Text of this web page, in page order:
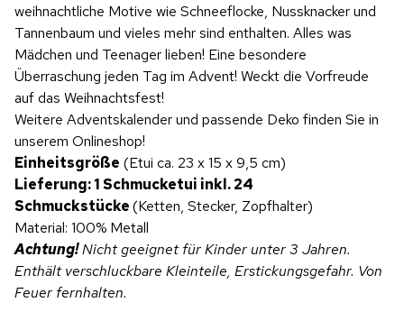
weihnachtliche Motive wie Schneeflocke, Nussknacker und
Tannenbaum und vieles mehr sind enthalten. Alles was
Mädchen und Teenager lieben! Eine besondere
Überraschung jeden Tag im Advent! Weckt die Vorfreude
auf das Weihnachtsfest!
Weitere Adventskalender und passende Deko finden Sie in
unserem Onlineshop!
Einheitsgröße (Etui ca. 23 x 15 x 9,5 cm)
Lieferung: 1 Schmucketui inkl. 24
Schmuckstücke(Ketten, Stecker, Zopfhalter)
Material: 100% Metall
Achtung!Nicht geeignet für Kinder unter 3 Jahren.
Enthält verschluckbare Kleinteile, Erstickungsgefahr. Von
Feuer fernhalten.